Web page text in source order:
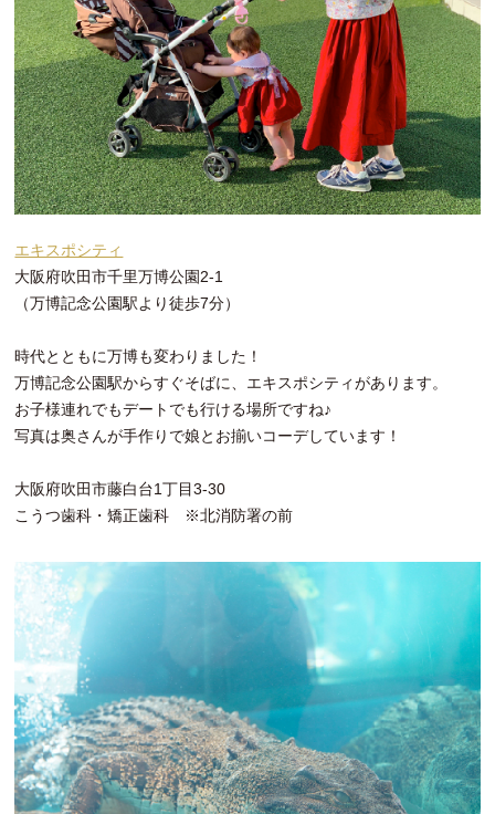
エキスポシティ
大阪府吹田市千里万博公園2-1
（万博記念公園駅より徒歩7分）
時代とともに万博も変わりました！
万博記念公園駅からすぐそばに、エキスポシティがあります。
お子様連れでもデートでも行ける場所ですね♪
写真は奥さんが手作りで娘とお揃いコーデしています！
大阪府吹田市藤白台1丁目3-30
こうつ歯科・矯正歯科 ※北消防署の前